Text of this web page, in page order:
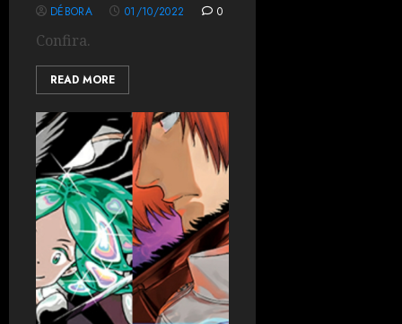
DÉBORA 01/10/2022 0
Confira.
READ MORE